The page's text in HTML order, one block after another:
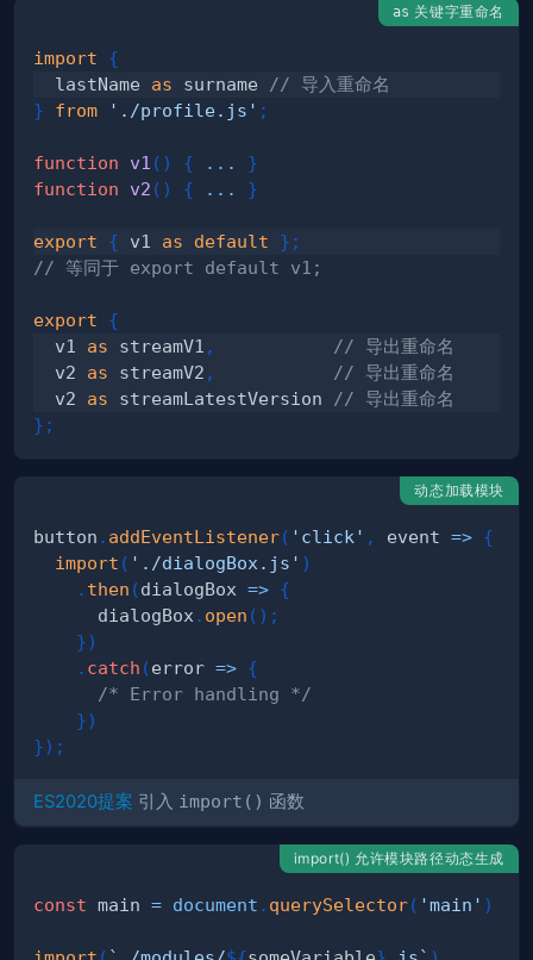
as 关键字重命名
import
{
  lastName
as surname
// 导入重命名
}
from './profile.js' ;
function v1 ( ) { ...
}
function
v2 ( ) { ... }
export { v1 as default } ;
// 等同于 export default v1;
export
{
  v1
as streamV1 ,
// 导出重命名
  v2
as streamV2 ,
// 导出重命名
  v2
as streamLatestVersion
// 导出重命名
} ;
动态加载模块
button . addEventListener( 'click' , event => {
import ( './dialogBox.js' )
. then (dialogBox => {
      dialogBox
. open ( ) ;
})
. catch (error => {
/* Error handling */
})
}) ;
ES2020提案 引入 import() 函数
import() 允许模块路径动态生成
const main = document . querySelector( 'main' )